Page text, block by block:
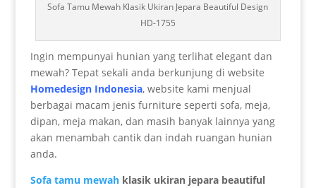
Sofa Tamu Mewah Klasik Ukiran Jepara Beautiful Design
HD-1755
Ingin mempunyai hunian yang terlihat elegant dan
mewah? Tepat sekali anda berkunjung di website
Homedesign Indonesia, website kami menjual
berbagai macam jenis furniture seperti sofa, meja,
dipan, meja makan, dan masih banyak lainnya yang
akan menambah cantik dan indah ruangan hunian
anda.
Sofa tamu mewahklasik ukiran jepara beautiful